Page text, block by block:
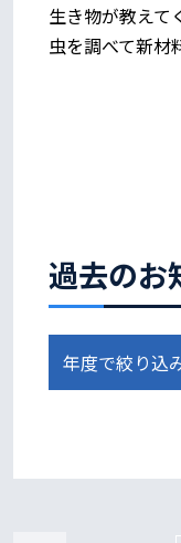
過去のお
生き物が教え
虫を調べて新材